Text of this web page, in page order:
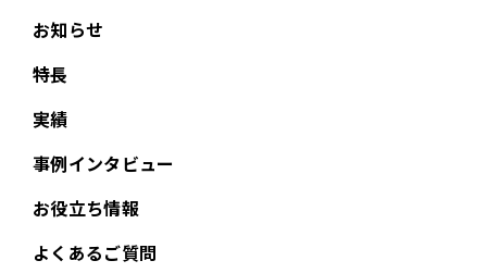
お知らせ
特長
実績
事例インタビュー
お役立ち情報
よくあるご質問